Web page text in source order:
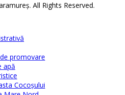
All Rights Reserved.
promovare
apă
Cocoșului